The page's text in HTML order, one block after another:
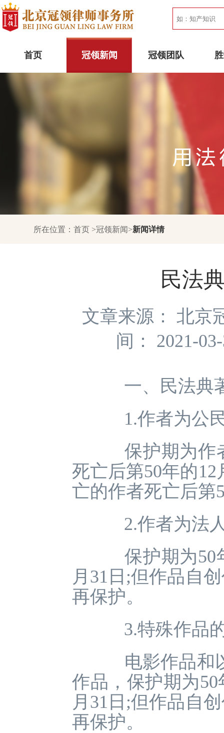
首页 冠领新闻 冠领团队
所在位置： 首页 >冠领新闻 >新闻详情
民法
文章来源： 北
间： 2021-
一、民法典著
1.作者为公
保护期为作者
死亡后第50年的
亡的作者死亡后第
2.作者为法人
保护期为50年
月31日;但作品自
再保护。
3.特殊作品
电影作品和以
作品，保护期为
月31日;但作品自
再保护。